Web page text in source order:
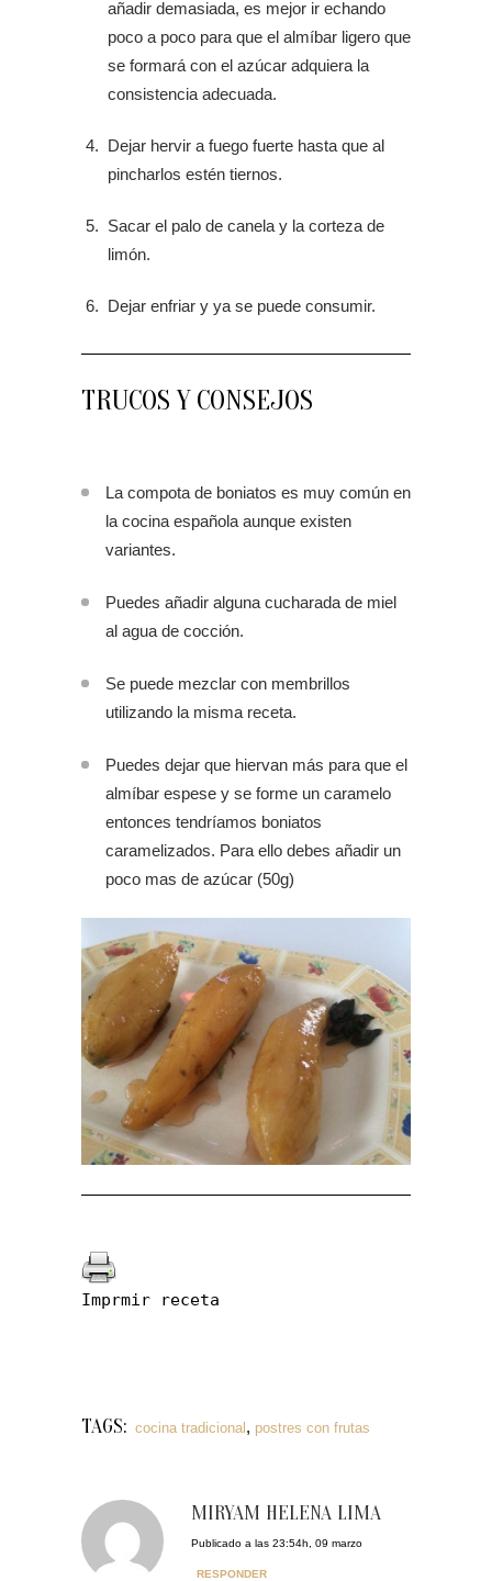
añadir demasiada, es mejor ir echando
poco a poco para que el almíbar ligero que
se formará con el azúcar adquiera la
consistencia adecuada.
Dejar hervir a fuego fuerte hasta que al
pincharlos estén tiernos.
Sacar el palo de canela y la corteza de
limón.
Dejar enfriar y ya se puede consumir.
TRUCOS Y CONSEJOS
La compota de boniatos es muy común en
la cocina española aunque existen
variantes.
Puedes añadir alguna cucharada de miel
al agua de cocción.
Se puede mezclar con membrillos
utilizando la misma receta.
Puedes dejar que hiervan más para que el
almíbar espese y se forme un caramelo
entonces tendríamos boniatos
caramelizados. Para ello debes añadir un
poco mas de azúcar (50g)
Imprmir receta
TAGS: cocina tradicional , postres con frutas
MIRYAM HELENA LIMA
Publicado a las 23:54h, 09 marzo
RESPONDER